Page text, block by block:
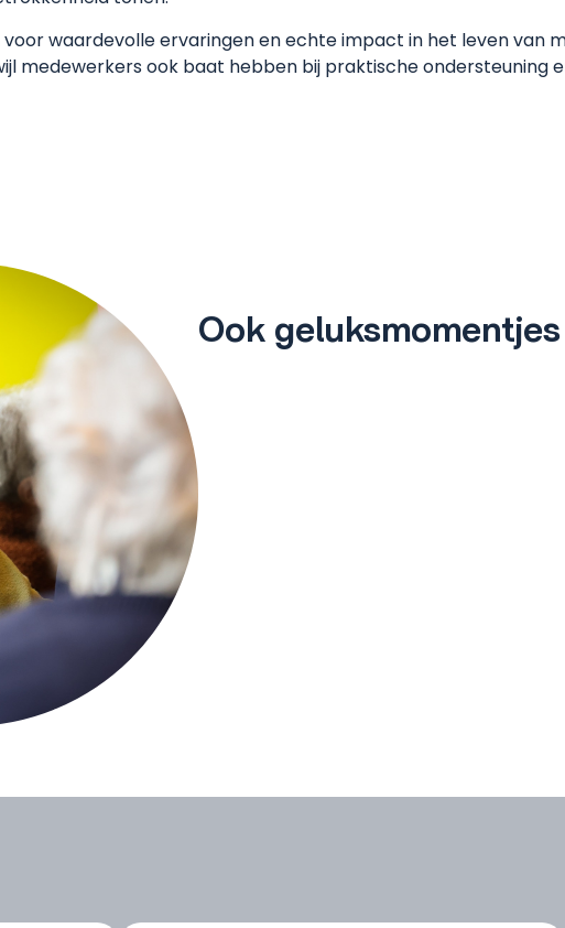
voor waardevolle ervaringen en echte impact in het leven van
medewerkers ook baat hebben bij praktische ondersteuning
Ook